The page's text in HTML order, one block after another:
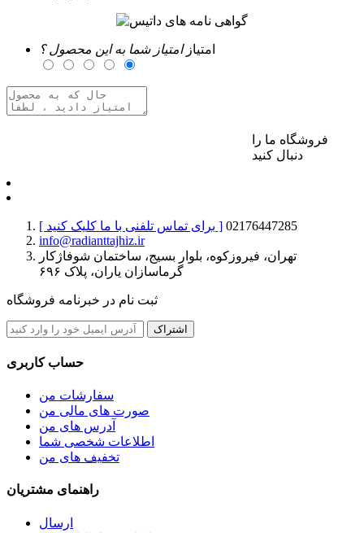
امتیازامتیاز شما به این محصول ؟
فروشگاه ما را
دنبال کنید
[ برای تماس تلفنی با ما کلیک کنید ] 02176447285
info@radianttajhiz.ir
تهران، فیروزکوه، بلوار بسیج، ساختمان شوفاژکار
گرماسازان یاران، پلاک ۶۹۶
ثبت نام در خبرنامه فروشگاه
اشتراک
حساب کاربری
سفارشات من
صورت های مالی من
آدرس های من
اطلاعات شخصی شما
تخفیف های من
راهنمای مشتریان
ارسال